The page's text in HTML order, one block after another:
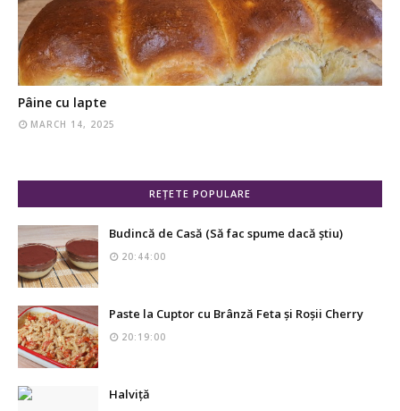
Pâine cu lapte
MARCH 14, 2025
REȚETE POPULARE
Budincă de Casă (Să fac spume dacă știu)
20:44:00
Paste la Cuptor cu Brânză Feta și Roșii Cherry
20:19:00
Halviță